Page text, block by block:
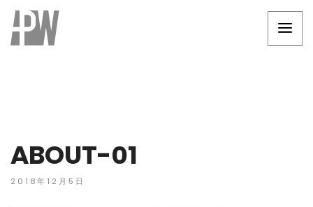
ABOUT-01
2018年12月5日